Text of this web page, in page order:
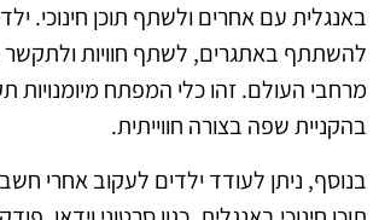
באנגלית עם אחרים ולשתף תוכן חינוכי.
להשתתף באתגרים, לשתף חוויות ולתקשר
מרחבי העולם. זהו כלי המפתח מיומנויות
בהקניית שפה בצורה חווייתית.
בנוסף, ניתן לעודד ילדים לעקוב אחרי